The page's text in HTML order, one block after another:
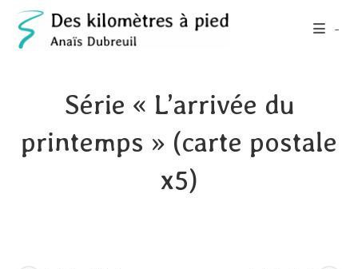
Skip
content
-
Série « L’arrivée du
printemps » (carte postale
x5)